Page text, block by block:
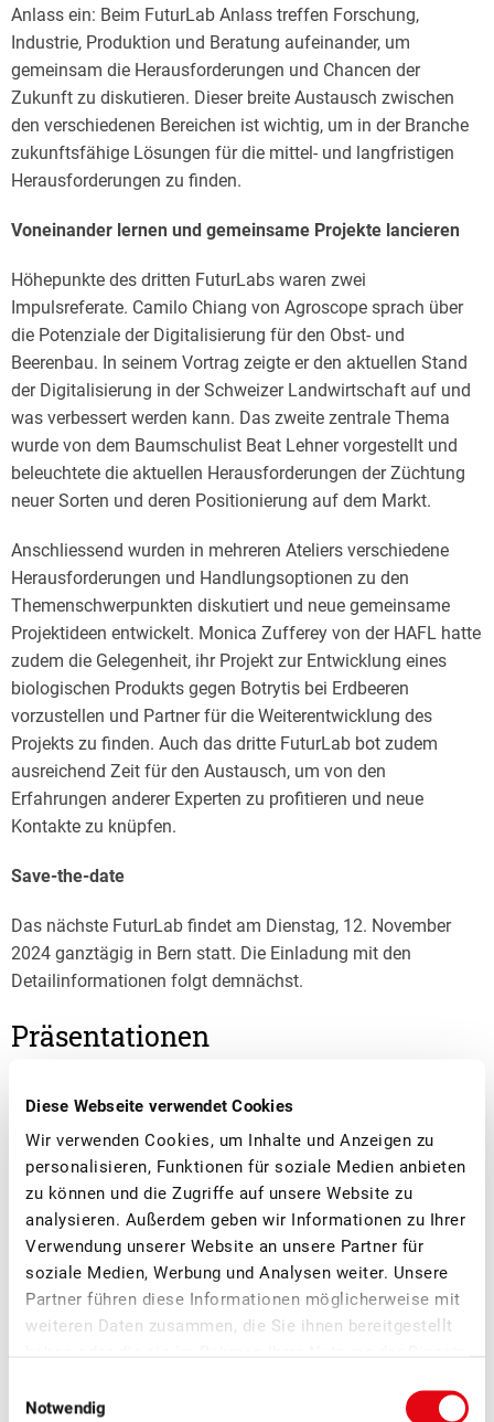
Diese Webseite verwendet Cookies
Wir verwenden Cookies, um Inhalte und Anzeigen zu
personalisieren, Funktionen für soziale Medien anbieten
zu können und die Zugriffe auf unsere Website zu
analysieren. Außerdem geben wir Informationen zu Ihrer
Verwendung unserer Website an unsere Partner für
soziale Medien, Werbung und Analysen weiter. Unsere
Partner führen diese Informationen möglicherweise mit
weiteren Daten zusammen, die Sie ihnen bereitgestellt
Notwendig
Anlass ein: Beim FuturLab Anlass treffen Forschung,
Industrie, Produktion und Beratung aufeinander, um
gemeinsam die Herausforderungen und Chancen der
Zukunft zu diskutieren. Dieser breite Austausch zwischen
den verschiedenen Bereichen ist wichtig, um in der Branche
zukunftsfähige Lösungen für die mittel- und langfristigen
Herausforderungen zu finden.
Voneinander lernen und gemeinsame Projekte lancieren
Höhepunkte des dritten FuturLabs waren zwei
Impulsreferate. Camilo Chiang von Agroscope sprach über
die Potenziale der Digitalisierung für den Obst- und
Beerenbau. In seinem Vortrag zeigte er den aktuellen Stand
der Digitalisierung in der Schweizer Landwirtschaft auf und
was verbessert werden kann. Das zweite zentrale Thema
wurde von dem Baumschulist Beat Lehner vorgestellt und
beleuchtete die aktuellen Herausforderungen der Züchtung
neuer Sorten und deren Positionierung auf dem Markt.
Anschliessend wurden in mehreren Ateliers verschiedene
Herausforderungen und Handlungsoptionen zu den
Themenschwerpunkten diskutiert und neue gemeinsame
Projektideen entwickelt. Monica Zufferey von der HAFL hatte
zudem die Gelegenheit, ihr Projekt zur Entwicklung eines
biologischen Produkts gegen Botrytis bei Erdbeeren
vorzustellen und Partner für die Weiterentwicklung des
Projekts zu finden. Auch das dritte FuturLab bot zudem
ausreichend Zeit für den Austausch, um von den
Erfahrungen anderer Experten zu profitieren und neue
Kontakte zu knüpfen.
Save-the-date
Das nächste FuturLab findet am Dienstag, 12. November
2024 ganztägig in Bern statt. Die Einladung mit den
Detailinformationen folgt demnächst.
Präsentationen
PRÄSENTATION, EINFÜHRUNG
POTENTIALE DER DIGITALISIERUNG FÜR DEN
OBST-UND BEERENBAU
ZÜCHTUNG VON NEUEN SORTEN UND DEREN
MARKTPOSITIONIERUNG